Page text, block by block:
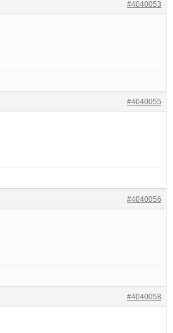
#4040053
#4040055
#4040056
#4040058